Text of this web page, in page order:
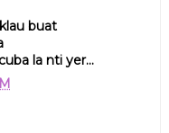
buat
la nti yer...